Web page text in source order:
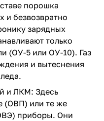
порошка
и безвозвратно
зарядных
только
(ОУ-5 или ОУ-10). Газ
и вытеснения
и ЛКМ: Здесь
(ОВП) или те же
приборы. Они